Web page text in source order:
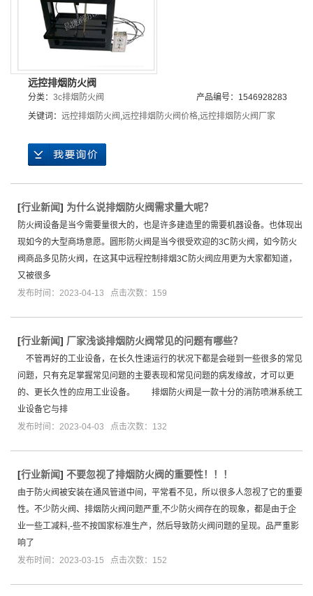
远控排烟防火阀
分类： 3c排烟防火阀
产品编号：1546928283
关键词： 远控排烟防火阀 远控排烟防火阀价格 远控排烟防火阀厂家
[行业新闻] 为什么说排烟防火阀需求量大呢？
防火阀设备是当今需要量很大的，也是许多建造里的需要机器设备。也体现出
现如今的大型商场意愿。圆形防火阀是当今很受欢迎的3C防火阀，如今防火
阀商品多见防火阀，在这其中远程控制排烟3C防火阀应用更为大家都知道，
又被很多
发布时间：2023-04-13 点击次数：159
[行业新闻] 厂家浅谈排烟防火阀常见的问题有哪些？
不管再好的工业设备，在长久性速运行的状况下都是会碰到一些很多的常见
问题，只有充足掌握常见问题的主要表现和常见问题的病发缘故，才可以更
的、更长久性的应用工业设备。 排烟防火阀是一款十分的消防喷淋系统工
业设备它与排
发布时间：2023-04-03 点击次数：132
[行业新闻] 不要忽视了排烟防火阀的重要性！！！
由于防火阀被安装在通风管道中间，平常看不见，所以很多人忽视了它的重要
性。不少防火阀、排烟防火阀问题严重,不少防火阀存在的现象，都是由于企
业一些工减料,-些不按国家标准生产，然后导致防火阀问题的呈现。品严重影
响了
发布时间：2023-03-15 点击次数：152